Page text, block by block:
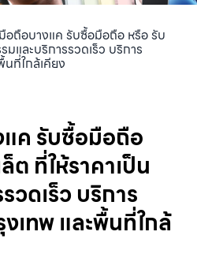
อถือบางแค รับซื้อมือถือ หรือ รับ
มและบริการรวดเร็ว บริการ
ที่ใกล้เคียง
ค รับซื้อมือถือ
ต ที่ให้ราคาเป็น
วดเร็ว บริการ
เทพ และพื้นที่ใกล้